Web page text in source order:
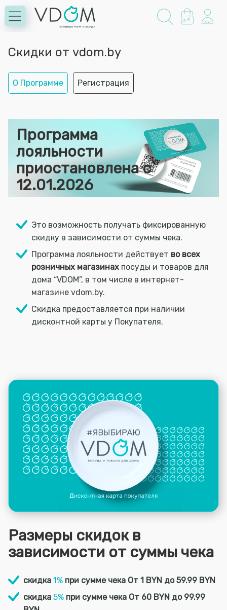
Скидки от vdom.by
О Программе Регистрация
Программа
лояльности
приостановлена с
12.01.2026
Это возможность получать фиксированную
скидку в зависимости от суммы чека.
Программа лояльности действует во всех
розничных магазинах посуды и товаров для
дома “VDOM”, в том числе в интернет-
магазине vdom.by.
Скидка предоставляется при наличии
дисконтной карты у Покупателя.
Размеры скидок в
зависимости от суммы чека
скидка 1% при сумме чека От 1 BYN до 59.99 BYN
скидка 5% при сумме чека От 60 BYN до 99.99